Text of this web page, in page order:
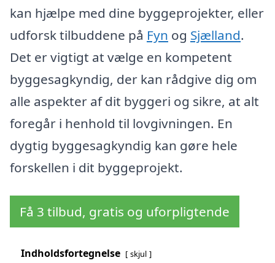
kan hjælpe med dine byggeprojekter, eller
udforsk tilbuddene på Fyn og Sjælland.
Det er vigtigt at vælge en kompetent
byggesagkyndig, der kan rådgive dig om
alle aspekter af dit byggeri og sikre, at alt
foregår i henhold til lovgivningen. En
dygtig byggesagkyndig kan gøre hele
forskellen i dit byggeprojekt.
Få 3 tilbud, gratis og uforpligtende
Indholdsfortegnelse skjul